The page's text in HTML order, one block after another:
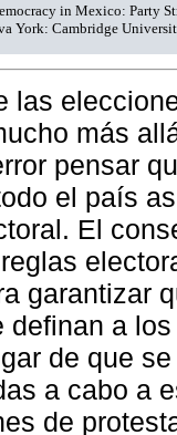
in Mexico: Party
York: Cambridge
las
más
pensar
el país
El
garantizar
definan a
de que
a cabo a
de